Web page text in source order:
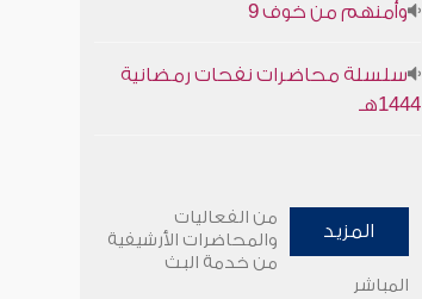
وأمنهم من خوف 9
سلسلة محاضرات نفحات رمضانية
1444هـ
المزيد
من الفعاليات
والمحاضرات الأرشيفية
من خدمة البث
المباشر